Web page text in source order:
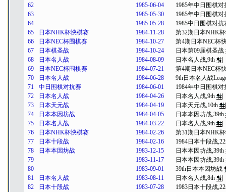
62
1985-06-04
1985年中日围棋
63
1985-05-30
1985年中日围棋
64
1985-05-28
1985中日围棋对抗
65
日本NHK杯快棋赛 1984-11-28
第32期日本NHK
66
日本NEC杯围棋赛 1984-10-27
第4期日本NEC杯
67
日本棋圣战 1984-10-24
日本第09届棋圣战
68
日本名人战 1984-08-09
日本名人战,9th
69
日本NEC杯围棋赛 1984-07-21
第4期日本NEC杯
70
日本名人战 1984-06-28
9th日本名人战
71
中日围棋对抗赛 1984-06-01
1984年中日围棋
72
日本名人战 1984-04-26
日本名人战,9th
73
日本天元战 1984-04-19
日本天元战,10th
74
日本本因坊战 1984-04-05
日本本因坊战,39th
75
日本名人战 1984-03-22
日本名人战,9th
76
日本NHK杯快棋赛 1984-02-26
第31期日本NHK
77
日本十段战 1984-02-16
1984日本十段战
78
日本本因坊战 1983-12-15
日本本因坊战,39th
79
1983-11-17
日本本因坊战,39th
80
1983-09-01
39th日本本因坊战
81
日本名人战 1983-08-11
日本名人战,8th
82
日本十段战 1983-07-28
1983日本十段战